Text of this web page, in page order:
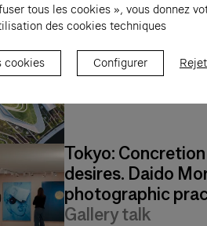
In Focus:
The World Around
Los Angeles Talk
Tokyo:
desires. Daido
photographic
Gallery talk
tous les cookies », vous donnez
des cookies techniques
cookies Configurer